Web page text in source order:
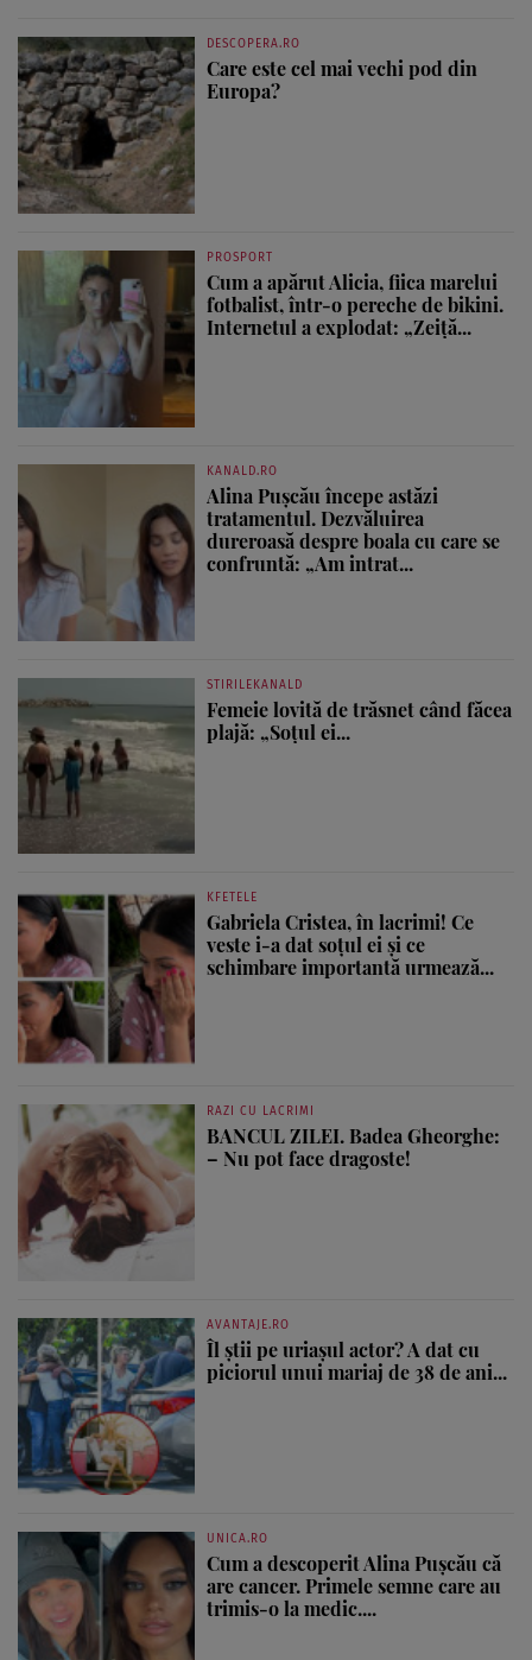
DESCOPERA.RO
Care este cel mai vechi pod din
Europa?
PROSPORT
Cum a apărut Alicia, fiica marelui
fotbalist, într-o pereche de bikini.
Internetul a explodat: „Zeiță...
KANALD.RO
Alina Pușcău începe astăzi
tratamentul. Dezvăluirea
dureroasă despre boala cu care se
confruntă: „Am intrat...
STIRILEKANALD
Femeie lovită de trăsnet când făcea
plajă: „Soțul ei...
KFETELE
Gabriela Cristea, în lacrimi! Ce
veste i-a dat soțul ei și ce
schimbare importantă urmează...
RAZI CU LACRIMI
BANCUL ZILEI. Badea Gheorghe:
– Nu pot face dragoste!
AVANTAJE.RO
Îl știi pe uriașul actor? A dat cu
piciorul unui mariaj de 38 de ani...
UNICA.RO
Cum a descoperit Alina Pușcău că
are cancer. Primele semne care au
trimis-o la medic....